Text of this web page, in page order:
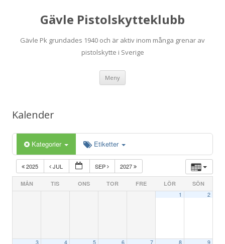
Gävle Pistolskytteklubb
Gävle Pk grundades 1940 och är aktiv inom många grenar av
pistolskytte i Sverige
Meny
Kalender
Kategorier Etiketter
2025 JUL SEP 2027
MÅN TIS ONS TOR FRE LÖR
SÖN
1
2
3 4 5 6 7 8 9